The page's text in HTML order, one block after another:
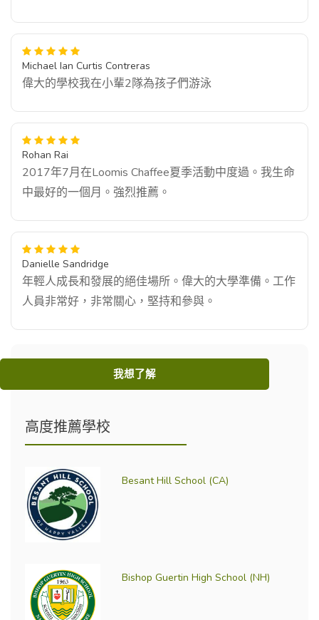
Michael Ian Curtis Contreras
偉大的學校我在小輩2隊為孩子們游泳
Rohan Rai
2017年7月在Loomis Chaffee夏季活動中度過。我生命
中最好的一個月。強烈推薦。
Danielle Sandridge
年輕人成長和發展的絕佳場所。偉大的大學準備。工作
人員非常好，非常關心，堅持和參與。
我想了解
高度推薦學校
Besant Hill School (CA)
Bishop Guertin High School (NH)